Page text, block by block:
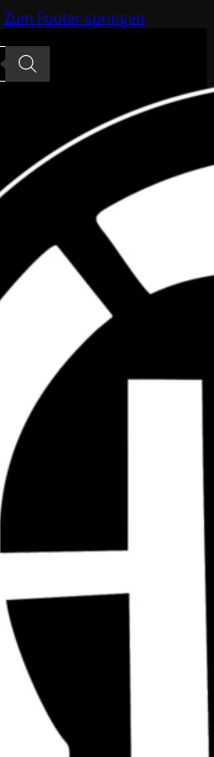
Zum Footer springen